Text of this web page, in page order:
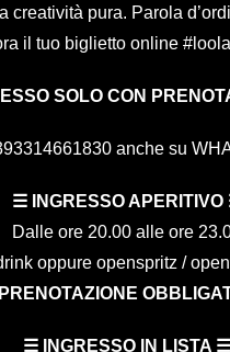
creatività pura. Parola
il tuo biglietto online
SOLO CON
anche su
☰ INGRESSO
Dalle ore 20.00 alle ore
oppure openspritz /
☰ INGRESSO IN LISTA ☰